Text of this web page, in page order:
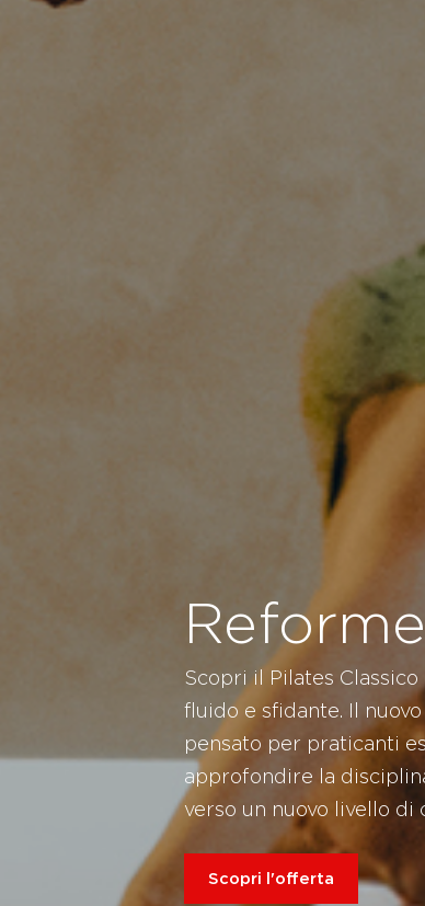
Scopri il Pilates
fluido e sfidante. Il
pensato per praticanti
approfondire la
verso un nuovo livello
Scopri l'offerta